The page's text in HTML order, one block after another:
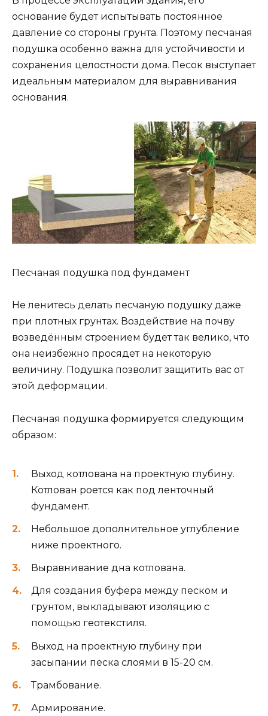
основание будет испытывать постоянное
давление со стороны грунта. Поэтому песчаная
подушка особенно важна для устойчивости и
сохранения целостности дома. Песок выступает
идеальным материалом для выравнивания
основания.
Песчаная подушка под фундамент
Не ленитесь делать песчаную подушку даже
при плотных грунтах. Воздействие на почву
возведённым строением будет так велико, что
она неизбежно просядет на некоторую
величину. Подушка позволит защитить вас от
этой деформации.
Песчаная подушка формируется следующим
образом:
Выход котлована на проектную глубину.
Котлован роется как под ленточный
фундамент.
Небольшое дополнительное углубление
ниже проектного.
Выравнивание дна котлована.
Для создания буфера между песком и
грунтом, выкладывают изоляцию с
помощью геотекстиля.
Выход на проектную глубину при
засыпании песка слоями в 15-20 см.
Трамбование.
Армирование.